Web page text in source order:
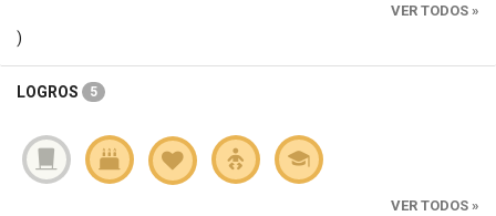
VER TODOS »
)
LOGROS 5
VER TODOS »